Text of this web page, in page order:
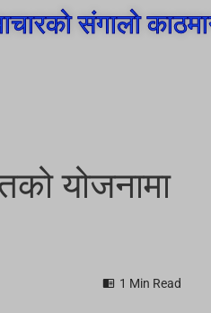
संगालो
योजनामा
1 Min Read